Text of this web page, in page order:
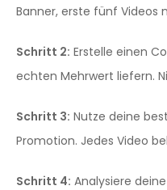
Banner, erste fünf Videos
Schritt 2: Erstelle einen
echten Mehrwert liefern.
Schritt 3: Nutze deine
Promotion. Jedes Video
Schritt 4: Analysiere